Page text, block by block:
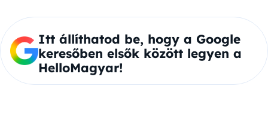
Itt állíthatod be, hogy a Google
keresőben elsők között legyen a
HelloMagyar!